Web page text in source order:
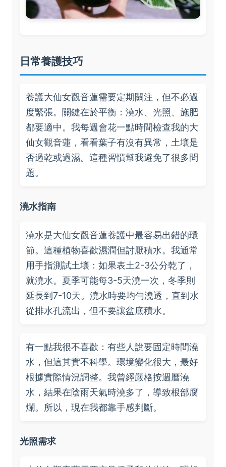
日常養護技巧
養護大仙女觀音蓮需要定期關注，但不必過
度緊張。關鍵在於平衡：澆水、光照、施肥
都要適中。我每週會花一點時間檢查我的大
仙女觀音蓮，看看葉子有沒有異常，土壤是
否過乾或過濕。這種習慣幫我避免了很多問
題。
澆水指南
澆水是大仙女觀音蓮養護中最容易出錯的環
節。這種植物喜歡濕潤但討厭積水。我通常
用手指測試土壤：如果表土2-3公分乾了，
就澆水。夏季可能每3-5天澆一次，冬季則
延長到7-10天。澆水時要均勻澆透，直到水
從排水孔流出，但不要讓盆底積水。
有一點我很不喜歡：有些人說要固定時間澆
水，但這其實不科學。環境變化很大，最好
根據實際情況調整。我曾經嚴格按週曆澆
水，結果在陰雨天氣時澆多了，導致根部腐
爛。所以，現在我都靠手感判斷。
光照需求